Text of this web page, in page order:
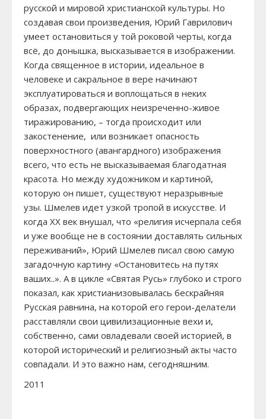
русской и мировой христианской культуры. Но
создавая свои произведения, Юрий Гаврилович
умеет остановиться у той роковой черты, когда
всё, до донышка, высказывается в изображении.
Когда священное в истории, идеальное в
человеке и сакральное в вере начинают
эксплуатироваться и воплощаться в неких
образах, подвергающих неизреченно-живое
тиражированию, – тогда происходит или
закостенение, или возникает опасность
поверхностного (авангардного) изображения
всего, что есть не высказываемая благодатная
красота. Но между художником и картиной,
которую он пишет, существуют неразрывные
узы. Шмелев идет узкой тропой в искусстве. И
когда XX век внушал, что «религия исчерпала себя
и уже вообще не в состоянии доставлять сильных
переживаний», Юрий Шмелев писал свою самую
загадочную картину «Остановитесь на путях
ваших..». А в цикле «Святая Русь» глубоко и строго
показал, как христианизовывалась бескрайняя
Русская равнина, на которой его герои-делатели
расставляли свои цивилизационные вехи и,
собственно, сами овладевали своей историей, в
которой исторический и религиозный акты часто
совпадали. И это важно нам, сегодняшним.
2011